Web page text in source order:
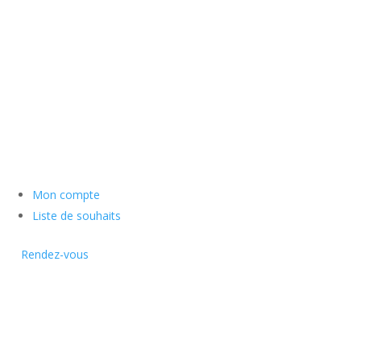
Mon compte
Liste de souhaits
Rendez-vous